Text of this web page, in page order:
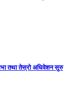
तथा तेस्रो अधिवेशन सुरु